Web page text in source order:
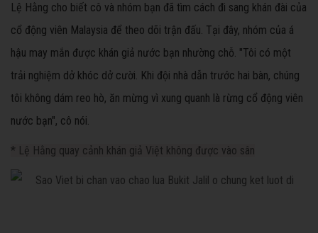
Lệ Hằng cho biết cô và nhóm bạn đã tìm cách đi sang khán đài của
cổ động viên Malaysia để theo dõi trận đấu. Tại đây, nhóm của á
hậu may mắn được khán giả nước bạn nhường chỗ. "Tôi có một
trải nghiệm dở khóc dở cười. Khi đội nhà dẫn trước hai bàn, chúng
tôi không dám reo hò, ăn mừng vì xung quanh là rừng cổ động viên
nước bạn", cô nói.
* Lệ Hằng quay cảnh khán giả Việt không được vào sân